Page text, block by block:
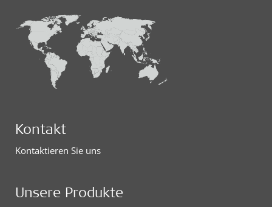
Kontakt
Kontaktieren Sie uns
Unsere Produkte